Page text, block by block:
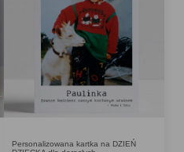
Personalizowana kartka na DZIEŃ